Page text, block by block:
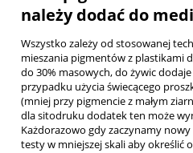
należy dodać do
Wszystko zależy od stosowanej
mieszania pigmentów z plastikami
do 30% masowych, do żywic
przypadku użycia świecącego
(mniej przy pigmencie z małym
dla sitodruku dodatek ten może
Każdorazowo gdy zaczynamy
testy w mniejszej skali aby